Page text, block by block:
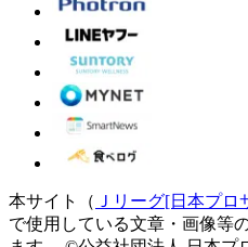
本サイト（ Ｊリーグ[日本プロ
で使用している文章・画像等